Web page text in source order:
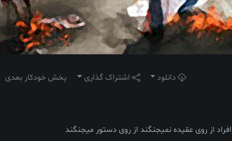
دانلود اشتراک گذاری پخش خودکار بعدی
از روی عقیده نمیجنگند از روی دستور میجنگند